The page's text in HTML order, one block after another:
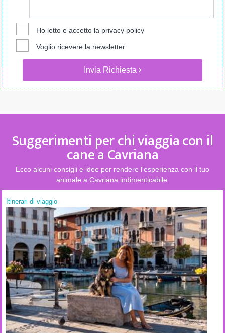
Ho letto e accetto la privacy policy
Voglio ricevere la newsletter
Invia Richiesta
Suggerimenti per chi viaggia con il
cane a Cavriana
Ecco alcuni consigli e idee per rendere l'esperienza con il tuo
animale a Cavriana indimenticabile.
Itinerari di viaggio